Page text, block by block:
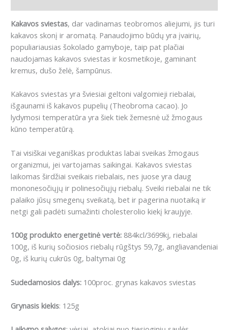
Kakavos sviestas, dar vadinamas teobromos aliejumi, jis turi
kakavos skonį ir aromatą. Panaudojimo būdų yra įvairių,
populiariausias šokolado gamyboje, taip pat plačiai
naudojamas kakavos sviestas ir kosmetikoje, gaminant
kremus, dušo želė, šampūnus.
Kakavos sviestas yra šviesiai geltoni valgomieji riebalai,
išgaunami iš kakavos pupelių (Theobroma cacao). Jo
lydymosi temperatūra yra šiek tiek žemesnė už žmogaus
kūno temperatūrą.
Tai visiškai veganiškas produktas labai sveikas žmogaus
organizmui, jei vartojamas saikingai. Kakavos sviestas
laikomas širdžiai sveikais riebalais, nes juose yra daug
mononesočiųjų ir polinesočiųjų riebalų. Sveiki riebalai ne tik
palaiko jūsų smegenų sveikatą, bet ir pagerina nuotaiką ir
netgi gali padėti sumažinti cholesterolio kiekį kraujyje.
100g produkto energetinė vertė: 884kcl/3699kj, riebalai
100g, iš kurių sočiosios riebalų rūgštys 59,7g, angliavandeniai
0g, iš kurių cukrūs 0g, baltymai 0g
Sudedamosios dalys: 100proc. grynas kakavos sviestas
Grynasis kiekis: 125g